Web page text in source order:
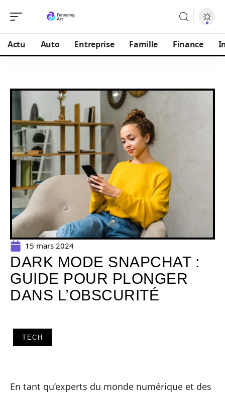
Actu Auto Entreprise Famille Finance
15 mars 2024
DARK MODE SNAPCHAT :
GUIDE POUR PLONGER
DANS L’OBSCURITÉ
TECH
En tant qu’experts du monde numérique et des